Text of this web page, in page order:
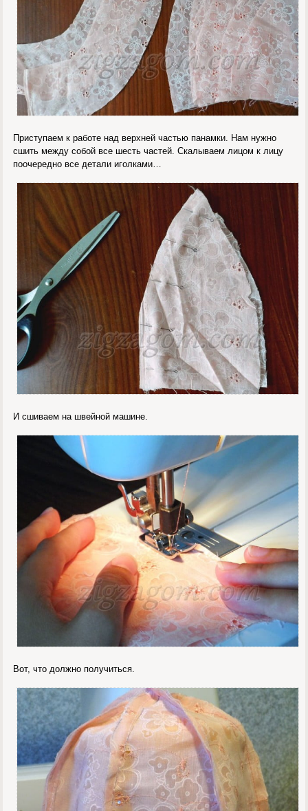
Приступаем к работе над верхней частью панамки. Нам нужно
сшить между собой все шесть частей. Скалываем лицом к лицу
поочередно все детали иголками…
И сшиваем на швейной машине.
Вот, что должно получиться.